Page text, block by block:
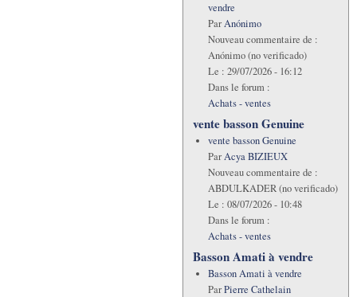
vendre
ParAnónimo
Nouveau commentaire de :
Anónimo (no verificado)
Le : 29/07/2026 - 16:12
Dans le forum :
Achats - ventes
vente basson Genuine
vente basson Genuine
ParAcya BIZIEUX
Nouveau commentaire de :
ABDULKADER (no verificado)
Le : 08/07/2026 - 10:48
Dans le forum :
Achats - ventes
Basson Amati à vendre
Basson Amati à vendre
ParPierre Cathelain